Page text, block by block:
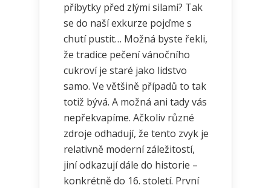
příbytky před zlými silami? Tak
se do naší exkurze pojďme s
chutí pustit… Možná byste řekli,
že tradice pečení vánočního
cukroví je staré jako lidstvo
samo. Ve většině případů to tak
totiž bývá. A možná ani tady vás
nepřekvapíme. Ačkoliv různé
zdroje odhadují, že tento zvyk je
relativně moderní záležitostí,
jiní odkazují dále do historie –
konkrétně do 16. století. První